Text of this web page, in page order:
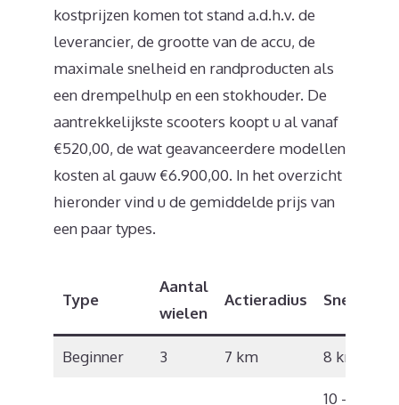
kostprijzen komen tot stand a.d.h.v. de
leverancier, de grootte van de accu, de
maximale snelheid en randproducten als
een drempelhulp en een stokhouder. De
aantrekkelijkste scooters koopt u al vanaf
€520,00, de wat geavanceerdere modellen
kosten al gauw €6.900,00. In het overzicht
hieronder vind u de gemiddelde prijs van
een paar types.
Type
Aantal
wielen
Actieradius Snelheid
Beginner 3 7 km 8 km/u
10 – 12